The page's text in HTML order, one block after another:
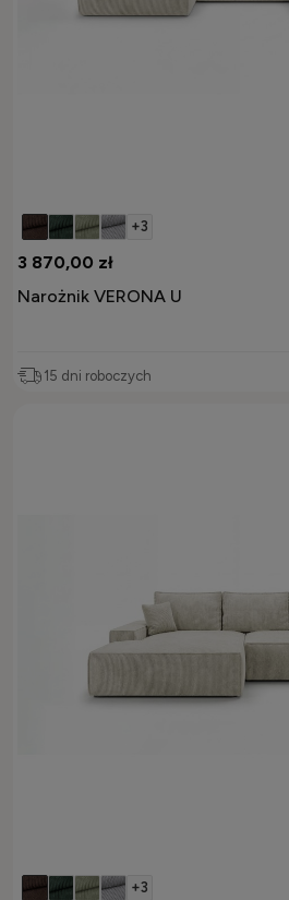
+3
3 870,00 zł
Narożnik VERONA U
15 dni roboczych
+3